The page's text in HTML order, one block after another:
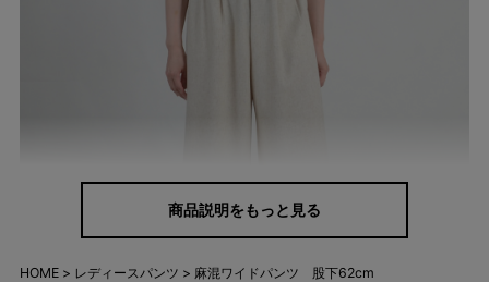
商品説明をもっと見る
HOME レディースパンツ 麻混ワイドパンツ 股下62cm